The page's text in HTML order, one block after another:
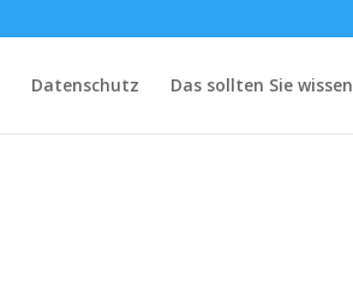
Datenschutz Das sollten Sie wissen